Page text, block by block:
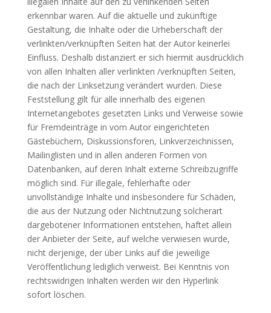
erkennbar waren. Auf die aktuelle und zukünftige
Gestaltung, die Inhalte oder die Urheberschaft der
verlinkten/verknüpften Seiten hat der Autor keinerlei
Einfluss. Deshalb distanziert er sich hiermit ausdrücklich
von allen Inhalten aller verlinkten /verknüpften Seiten,
die nach der Linksetzung verändert wurden. Diese
Feststellung gilt für alle innerhalb des eigenen
Internetangebotes gesetzten Links und Verweise sowie
für Fremdeinträge in vom Autor eingerichteten
Gästebüchern, Diskussionsforen, Linkverzeichnissen,
Mailinglisten und in allen anderen Formen von
Datenbanken, auf deren Inhalt externe Schreibzugriffe
möglich sind. Für illegale, fehlerhafte oder
unvollständige Inhalte und insbesondere für Schäden,
die aus der Nutzung oder Nichtnutzung solcherart
dargebotener Informationen entstehen, haftet allein
der Anbieter der Seite, auf welche verwiesen wurde,
nicht derjenige, der über Links auf die jeweilige
Veröffentlichung lediglich verweist. Bei Kenntnis von
rechtswidrigen Inhalten werden wir den Hyperlink
sofort löschen.